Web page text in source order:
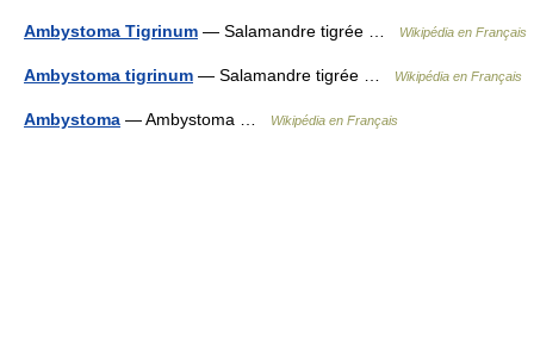
Ambystoma Tigrinum — Salamandre tigrée … Wikipédia en Français
Ambystoma tigrinum — Salamandre tigrée … Wikipédia en Français
Ambystoma — Ambystoma … Wikipédia en Français